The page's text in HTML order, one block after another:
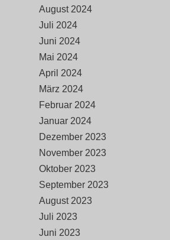
August 2024
Juli 2024
Juni 2024
Mai 2024
April 2024
März 2024
Februar 2024
Januar 2024
Dezember 2023
November 2023
Oktober 2023
September 2023
August 2023
Juli 2023
Juni 2023